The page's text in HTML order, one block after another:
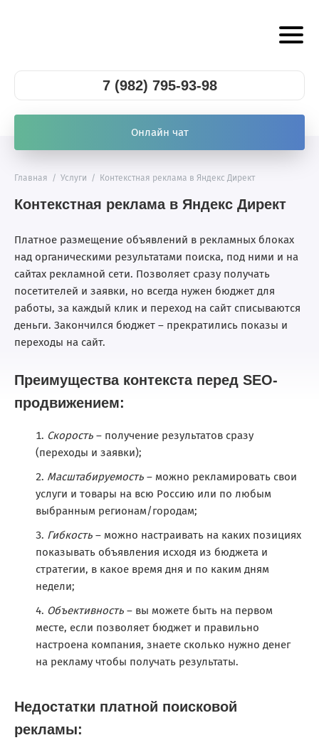
7 (982) 795-93-98
Онлайн чат
Главная / Услуги / Контекстная реклама в Яндекс Директ
Контекстная реклама в Яндекс Директ
Платное размещение объявлений в рекламных блоках
над органическими результатами поиска, под ними и на
сайтах рекламной сети. Позволяет сразу получать
посетителей и заявки, но всегда нужен бюджет для
работы, за каждый клик и переход на сайт списываются
деньги. Закончился бюджет – прекратились показы и
переходы на сайт.
Преимущества контекста перед SEO-
продвижением:
Скорость – получение результатов сразу
(переходы и заявки);
Масштабируемость – можно рекламировать свои
услуги и товары на всю Россию или по любым
выбранным регионам/городам;
Гибкость – можно настраивать на каких позициях
показывать объявления исходя из бюджета и
стратегии, в какое время дня и по каким дням
недели;
Объективность – вы можете быть на первом
месте, если позволяет бюджет и правильно
настроена компания, знаете сколько нужно денег
на рекламу чтобы получать результаты.
Недостатки платной поисковой
рекламы: